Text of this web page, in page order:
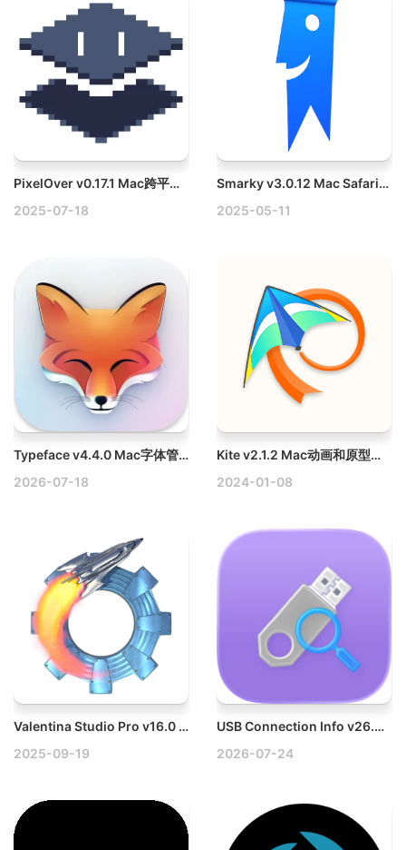
PixelOver v0.17.1 Mac跨平台像素艺术与动画创作软件破解版
2025-07-18
Smarky v3.0.12 Mac Safari书签管理器
2025-05-11
Typeface v4.4.0 Mac字体管理应用
2026-07-18
Kite v2.1.2 Mac动画和原型设计工具破解版
2024-01-08
Valentina Studio Pro v16.0 Mac数据库管理软件破解版下载
2025-09-19
USB Connection Info v26.34 Mac USB连接信息
2026-07-24